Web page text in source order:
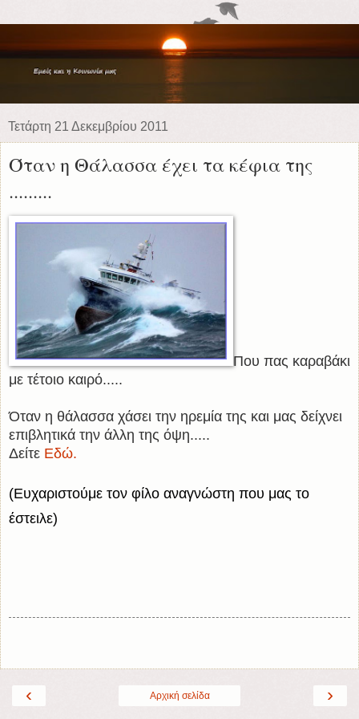
Τετάρτη 21 Δεκεμβρίου 2011
Όταν η Θάλασσα έχει τα κέφια της
.........
Που πας καραβάκι
με τέτοιο καιρό.....
Όταν η θάλασσα χάσει την ηρεμία της και μας δείχνει
επιβλητικά την άλλη της όψη.....
Δείτε Εδώ.
(Ευχαριστούμε τον φίλο αναγνώστη που μας το
έστειλε)
‹ ›
Αρχική σελίδα